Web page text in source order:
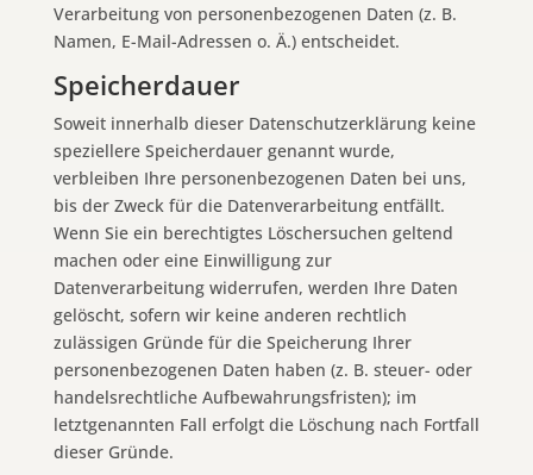
Verarbeitung von personenbezogenen Daten (z. B.
Namen, E-Mail-Adressen o. Ä.) entscheidet.
Speicherdauer
Soweit innerhalb dieser Datenschutzerklärung keine
speziellere Speicherdauer genannt wurde,
verbleiben Ihre personenbezogenen Daten bei uns,
bis der Zweck für die Datenverarbeitung entfällt.
Wenn Sie ein berechtigtes Löschersuchen geltend
machen oder eine Einwilligung zur
Datenverarbeitung widerrufen, werden Ihre Daten
gelöscht, sofern wir keine anderen rechtlich
zulässigen Gründe für die Speicherung Ihrer
personenbezogenen Daten haben (z. B. steuer- oder
handelsrechtliche Aufbewahrungsfristen); im
letztgenannten Fall erfolgt die Löschung nach Fortfall
dieser Gründe.